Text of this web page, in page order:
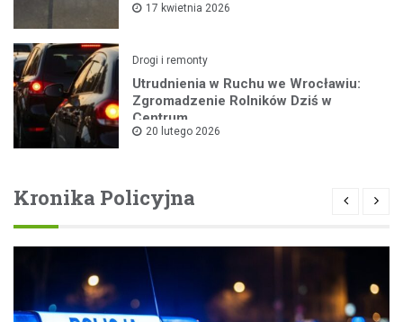
17 kwietnia 2026
Drogi i remonty
Utrudnienia w Ruchu we Wrocławiu:
Zgromadzenie Rolników Dziś w
Centrum
20 lutego 2026
Kronika Policyjna